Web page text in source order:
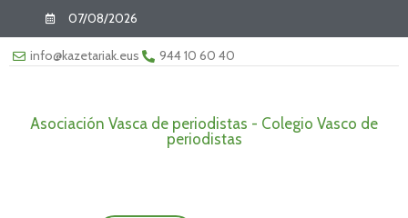
07/08/2026
info@kazetariak.eus 944 10 60 40
Asociación Vasca de periodistas - Colegio Vasco de
periodistas